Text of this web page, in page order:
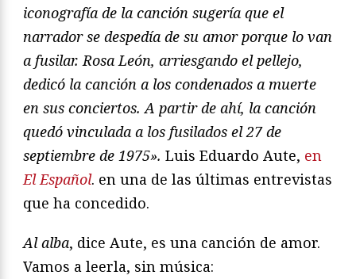
iconografía de la canción sugería que el
narrador se despedía de su amor porque lo van
a fusilar. Rosa León, arriesgando el pellejo,
dedicó la canción a los condenados a muerte
en sus conciertos. A partir de ahí, la canción
quedó vinculada a los fusilados el 27 de
septiembre de 1975». Luis Eduardo Aute, en
El Español. en una de las últimas entrevistas
que ha concedido.
Al alba, dice Aute, es una canción de amor.
Vamos a leerla, sin música: